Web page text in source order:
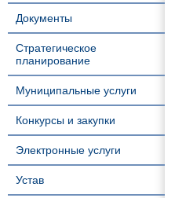
Документы
Стратегическое
планирование
Муниципальные услуги
Конкурсы и закупки
Электронные услуги
Устав